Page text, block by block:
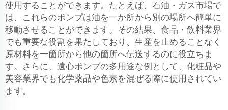
使用することができます。たとえば、石油・ガス市場で
は、これらのポンプは油を一か所から別の場所へ簡単に
移動させることができます。その結果、食品・飲料業界
でも重要な役割を果たしており、生産を止めることなく
原材料を一箇所から他の箇所へ伝送するのに役立ちま
す。さらに、遠心ポンプの多用途な例として、化粧品や
美容業界でも化学薬品や色素を混ぜる際に使用されてい
ます。